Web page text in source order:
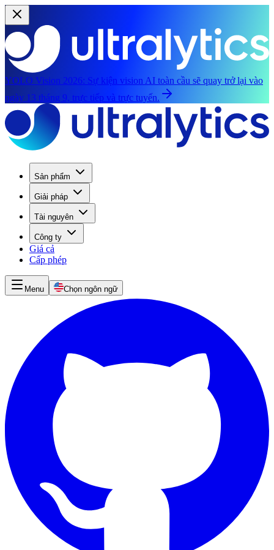
YOLO Vision 2026: Sự kiện vision AI toàn cầu sẽ quay trở lại vào
ngày 13 tháng 9, trực tiếp và trực tuyến.
Sản phẩm
Giải pháp
Tài nguyên
Công ty
Giá cả
Cấp phép
Menu Chọn ngôn ngữ